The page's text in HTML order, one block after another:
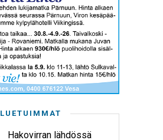
LUETUIMMAT
Hakovirran lähdössä